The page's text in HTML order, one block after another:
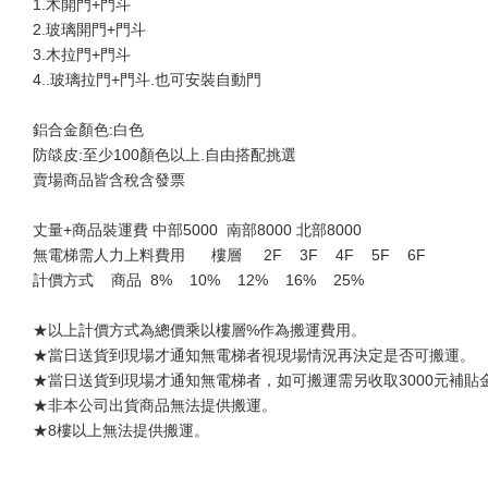
1.木開門+門斗
2.玻璃開門+門斗
3.木拉門+門斗
4..玻璃拉門+門斗.也可安裝自動門
鋁合金顏色:白色
防燄皮:至少100顏色以上.自由搭配挑選
賣場商品皆含稅含發票
丈量+商品裝運費 中部5000  南部8000 北部8000
無電梯需人力上料費用      樓層     2F    3F    4F    5F    6F
計價方式    商品  8%    10%    12%    16%    25%
★以上計價方式為總價乘以樓層%作為搬運費用。
★當日送貨到現場才通知無電梯者視現場情況再決定是否可搬運。
★當日送貨到現場才通知無電梯者，如可搬運需另收取3000元補貼
★非本公司出貨商品無法提供搬運。
★8樓以上無法提供搬運。